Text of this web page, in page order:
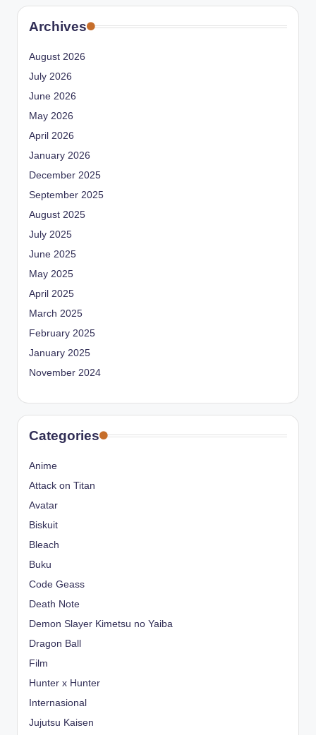
Archives
August 2026
July 2026
June 2026
May 2026
April 2026
January 2026
December 2025
September 2025
August 2025
July 2025
June 2025
May 2025
April 2025
March 2025
February 2025
January 2025
November 2024
Categories
Anime
Attack on Titan
Avatar
Biskuit
Bleach
Buku
Code Geass
Death Note
Demon Slayer Kimetsu no Yaiba
Dragon Ball
Film
Hunter x Hunter
Internasional
Jujutsu Kaisen